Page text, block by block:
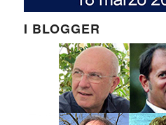
I BLOGGER